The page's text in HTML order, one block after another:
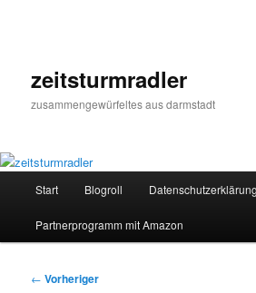
zeitsturmradler
zusammengewürfeltes aus darmstadt
Start Blogroll Datenschutzerklärung
Partnerprogramm mit Amazon
Beitragsnavigation
← Vorheriger